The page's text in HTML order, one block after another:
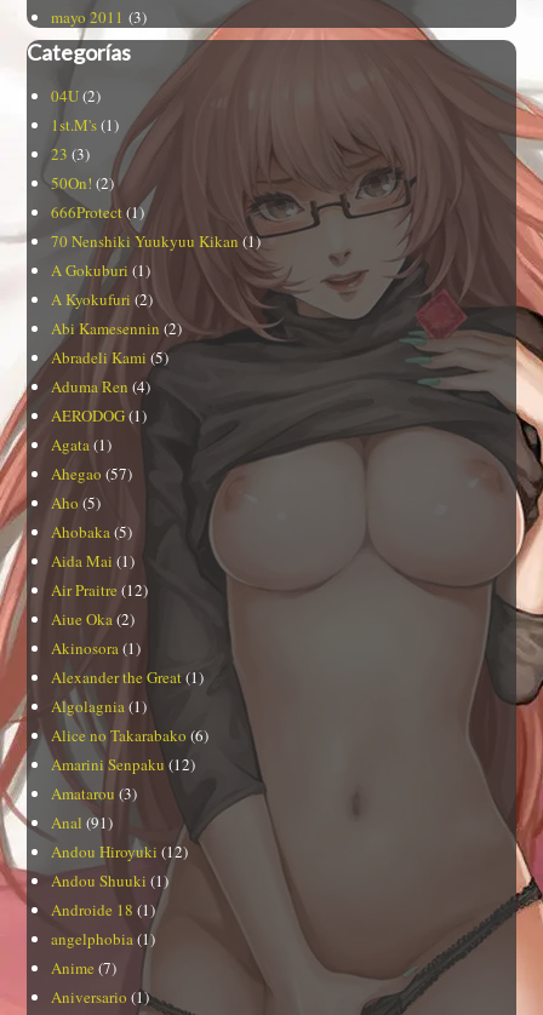
mayo 2011 (3)
Categorías
04U(2)
1st.M's(1)
23 (3)
50On! (2)
666Protect(1)
70 Nenshiki Yuukyuu Kikan (1)
A Gokuburi (1)
A Kyokufuri (2)
Abi Kamesennin (2)
Abradeli Kami (5)
Aduma Ren (4)
AERODOG(1)
Agata(1)
Ahegao (57)
Aho (5)
Ahobaka(5)
Aida Mai (1)
Air Praitre (12)
Aiue Oka(2)
Akinosora(1)
Alexander the Great(1)
Algolagnia(1)
Alice no Takarabako (6)
Amarini Senpaku(12)
Amatarou (3)
Anal (91)
Andou Hiroyuki (12)
Andou Shuuki (1)
Androide 18 (1)
angelphobia(1)
Anime (7)
Aniversario (1)